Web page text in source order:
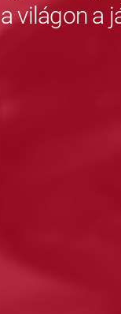
világon a